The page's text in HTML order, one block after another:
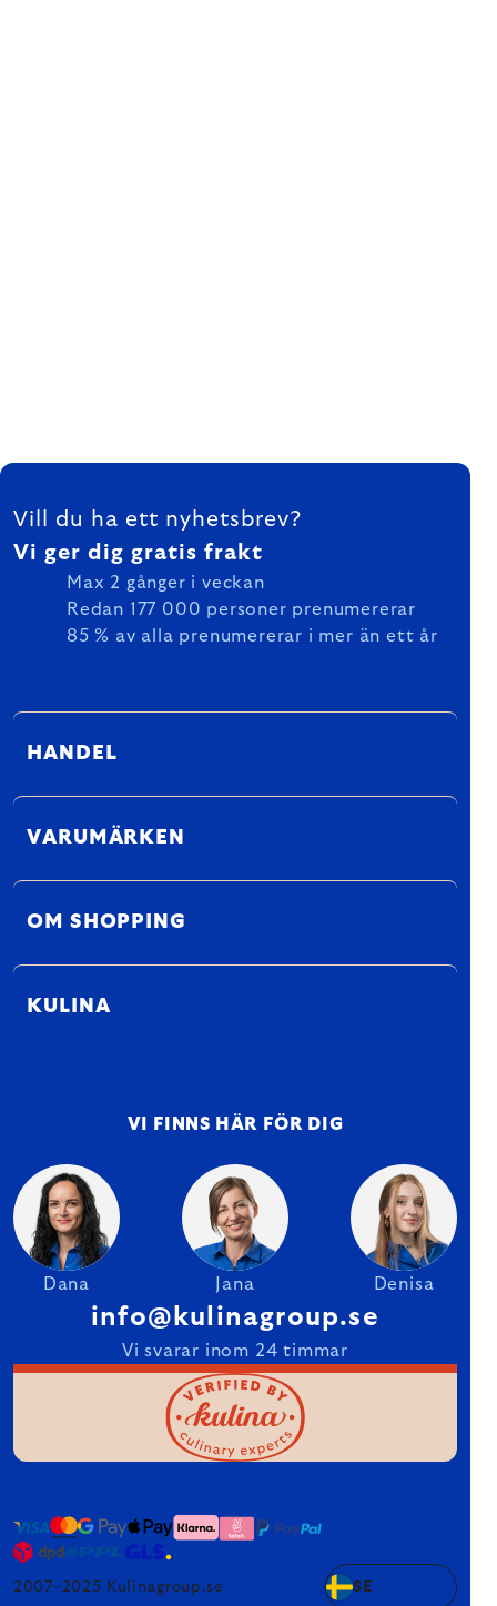
FOOTER
Vill du ha ett nyhetsbrev?
Vi ger dig gratis frakt
Max 2 gånger i veckan
Redan 177 000 personer prenumererar
85 % av alla prenumererar i mer än ett år
HANDEL
VARUMÄRKEN
OM SHOPPING
KULINA
VI FINNS HÄR FÖR DIG
Dana Jana Denisa
info@kulinagroup.se
Vi svarar inom 24 timmar
2007–2025 Kulinagroup.se SE